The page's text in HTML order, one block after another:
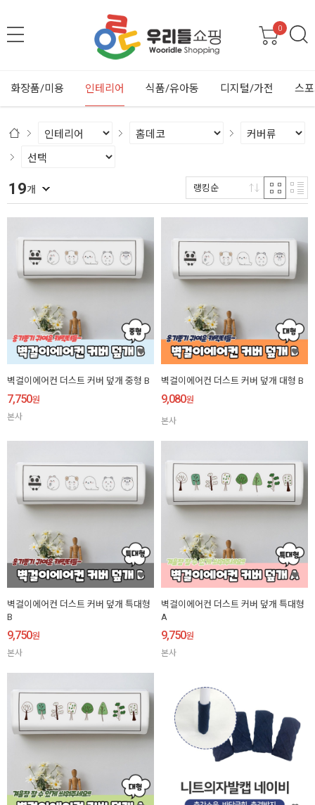
0
화장품/미용 인테리어 식품/유아동 디지털/가전 스
19개 랭킹순
벽걸이에어컨 더스트 커버 덮개 중형 B
7,750원
본사
벽걸이에어컨 더스트 커버 덮개 대형 B
9,080원
본사
벽걸이에어컨 더스트 커버 덮개 특대형
B
9,750원
본사
벽걸이에어컨 더스트 커버 덮개 특대형
A
9,750원
본사